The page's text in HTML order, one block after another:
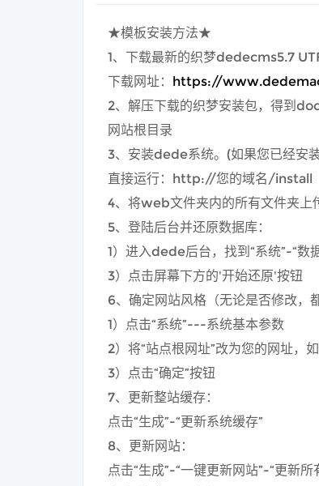
★模板安装方法★
1、下载最新的织梦dedecms5.7
下载网址： https://
2、解压下载的织梦安装包，得到
网站根目录
3、安装dede系统。(如果您已经安
直接运行：http://您的域名/install
4、将web文件夹内的所有文件夹上
5、登陆后台并还原数据库：
1）进入dede后台，找到“系统”-“数
3）点击屏幕下方的'开始还原'按钮
6、确定网站风格（无论是否修改，
1）点击“系统”---系统基本参数
2）将“站点根网址”改为您的网址
3）点击“确定”按钮
7、更新整站缓存：
点击“生成”-“更新系统缓存”
8、更新网站：
点击“生成”-“一键更新网站”-“更新所